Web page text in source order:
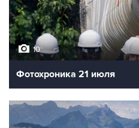
10
Фотохроника 21 июля